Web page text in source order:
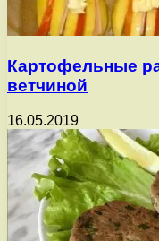
Картофельные
ветчиной
16.05.2019